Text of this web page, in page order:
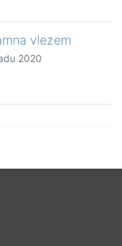
vlezem
2020